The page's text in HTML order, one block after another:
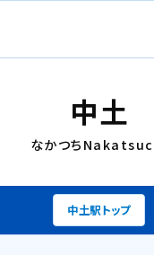
中土
なかつち
中土駅トップ